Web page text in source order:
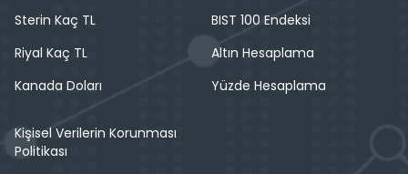
Sterin Kaç TL
Riyal Kaç TL
Kanada Doları
BIST 100 Endeksi
Altın Hesaplama
Yüzde Hesaplama
Kişisel Verilerin Korunması
Politikası